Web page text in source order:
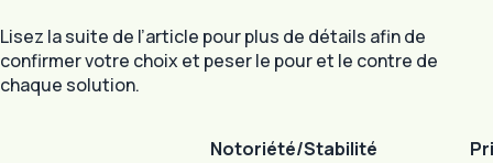
Lisez la suite de l’article pour plus de détails afin de
confirmer votre choix et peser le pour et le contre de
chaque solution.
Notoriété/Stabilité